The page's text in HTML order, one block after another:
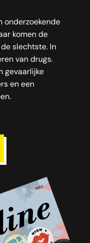
onderzoekende
komen de
slechtste. In
van drugs.
gevaarlijke
en een